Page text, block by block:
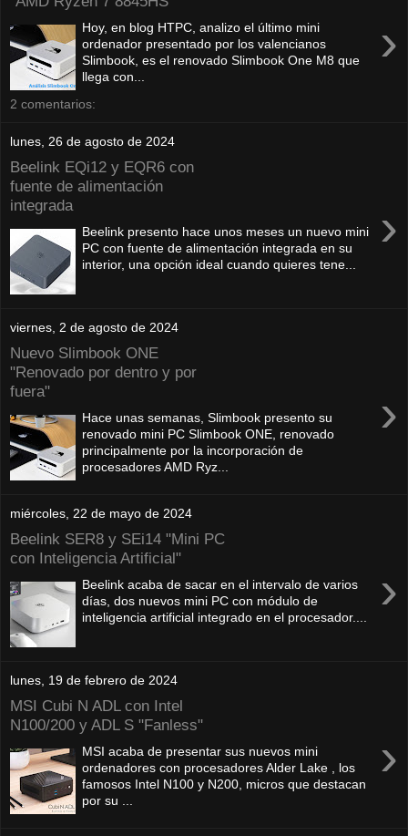
›
Hoy, en blog HTPC, analizo el último mini
ordenador presentado por los valencianos
Slimbook, es el renovado Slimbook One M8 que
llega con...
2 comentarios:
lunes, 26 de agosto de 2024
Beelink EQi12 y EQR6 con
fuente de alimentación
integrada
›
Beelink presento hace unos meses un nuevo mini
PC con fuente de alimentación integrada en su
interior, una opción ideal cuando quieres tene...
viernes, 2 de agosto de 2024
Nuevo Slimbook ONE
"Renovado por dentro y por
fuera"
›
Hace unas semanas, Slimbook presento su
renovado mini PC Slimbook ONE, renovado
principalmente por la incorporación de
procesadores AMD Ryz...
miércoles, 22 de mayo de 2024
Beelink SER8 y SEi14 "Mini PC
con Inteligencia Artificial"
›
Beelink acaba de sacar en el intervalo de varios
días, dos nuevos mini PC con módulo de
inteligencia artificial integrado en el procesador....
lunes, 19 de febrero de 2024
MSI Cubi N ADL con Intel
N100/200 y ADL S "Fanless"
›
MSI acaba de presentar sus nuevos mini
ordenadores con procesadores Alder Lake , los
famosos Intel N100 y N200, micros que destacan
por su ...